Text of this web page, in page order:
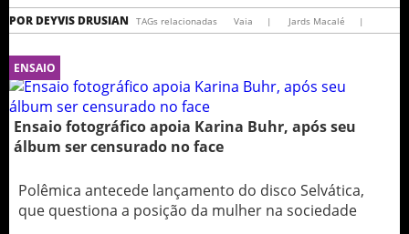
POR DEYVIS DRUSIAN TAGs relacionadas Vaia | Jards Macalé |
ENSAIO
Ensaio fotográfico apoia Karina Buhr, após seu
álbum ser censurado no face
Polêmica antecede lançamento do disco Selvática,
que questiona a posição da mulher na sociedade